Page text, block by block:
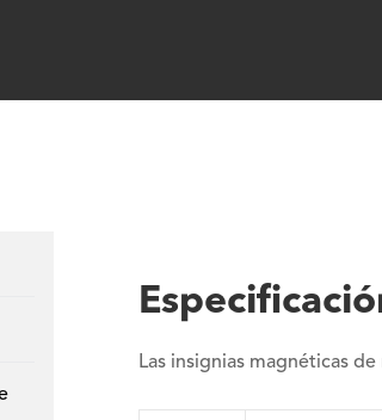
Las insignias magnéticas